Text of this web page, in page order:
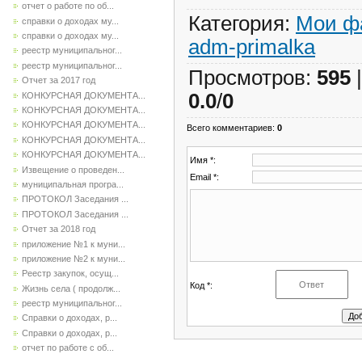
отчет о работе по об...
справки о доходах му...
справки о доходах му...
реестр муниципальног...
реестр муниципальног...
Отчет за 2017 год
КОНКУРСНАЯ ДОКУМЕНТА...
КОНКУРСНАЯ ДОКУМЕНТА...
КОНКУРСНАЯ ДОКУМЕНТА...
КОНКУРСНАЯ ДОКУМЕНТА...
КОНКУРСНАЯ ДОКУМЕНТА...
Извещение о проведен...
муниципальная програ...
ПРОТОКОЛ Заседания ...
ПРОТОКОЛ Заседания ...
Отчет за 2018 год
приложение №1 к муни...
приложение №2 к муни...
Реестр закупок, осущ...
Жизнь села ( продолж...
реестр муниципальног...
Справки о доходах, р...
Справки о доходах, р...
отчет по работе с об...
Категория: Мои
adm-primalka
Просмотров: 595
0.0/0
Всего комментариев: 0
Имя *:
Email *:
Код *: